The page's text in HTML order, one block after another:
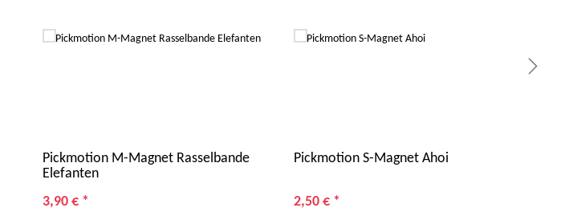
Pickmotion M-Magnet Rasselbande
Elefanten
3,90 € *
Pickmotion S-Magnet Ahoi
2,50 € *